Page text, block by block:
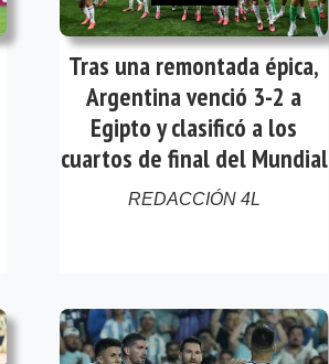
Tras una remontada épica,
Argentina venció 3-2 a
Egipto y clasificó a los
cuartos de final del Mundial
REDACCIÓN 4L